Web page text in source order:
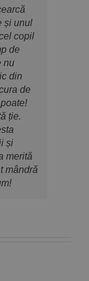
și unul
copil
de
nu
din
de
ție.
și
merită
mândră